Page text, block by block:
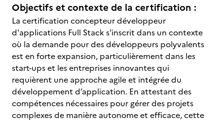
Objectifs et contexte de la certification :
La certification concepteur développeur
d'applications Full Stack s'inscrit dans un contexte
où la demande pour des développeurs polyvalents
est en forte expansion, particulièrement dans les
start-ups et les entreprises innovantes qui
requièrent une approche agile et intégrée du
développement d’application. En attestant des
compétences nécessaires pour gérer des projets
complexes de manière autonome et efficace, cette